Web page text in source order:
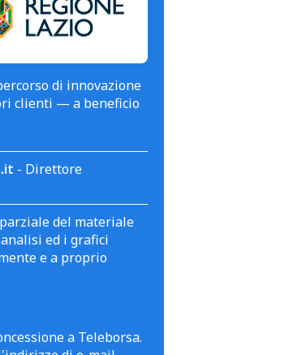
di innovazione
clienti — a beneficio
- Direttore
del materiale
ed i grafici
e a proprio
a Teleborsa.